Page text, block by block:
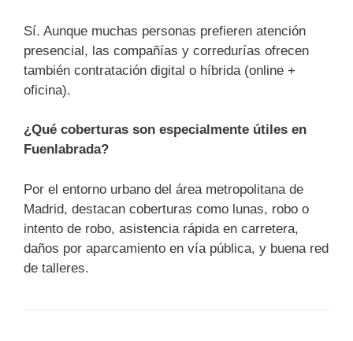
Sí. Aunque muchas personas prefieren atención
presencial, las compañías y corredurías ofrecen
también contratación digital o híbrida (online +
oficina).
¿Qué coberturas son especialmente útiles en
Fuenlabrada?
Por el entorno urbano del área metropolitana de
Madrid, destacan coberturas como lunas, robo o
intento de robo, asistencia rápida en carretera,
daños por aparcamiento en vía pública, y buena red
de talleres.